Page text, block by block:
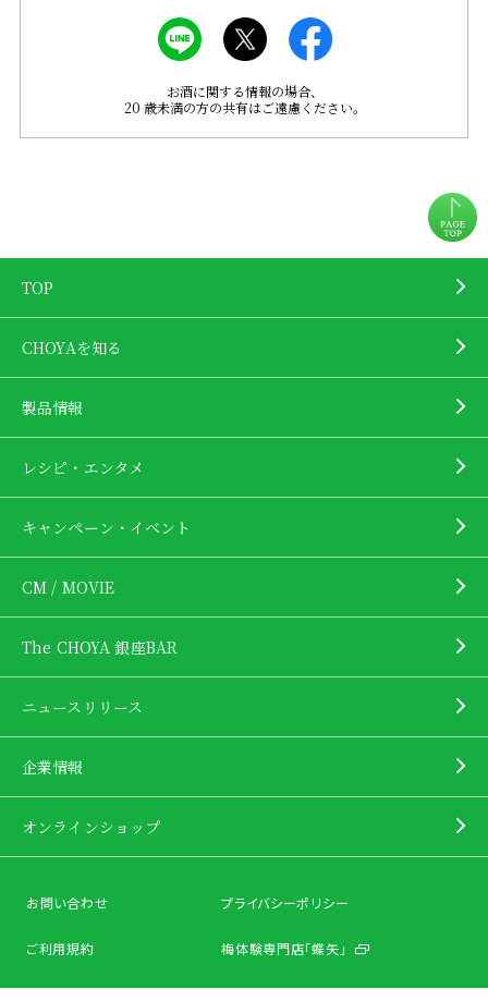
お酒に関する情報の場合、
20 歳未満の方の共有はご遠慮ください。
TOP
CHOYAを知る
製品情報
レシピ・エンタメ
キャンペーン・イベント
CM / MOVIE
The CHOYA 銀座BAR
ニュースリリース
企業情報
オンラインショップ
お問い合わせ プライバシーポリシー
ご利用規約 梅体験専門店「蝶矢」